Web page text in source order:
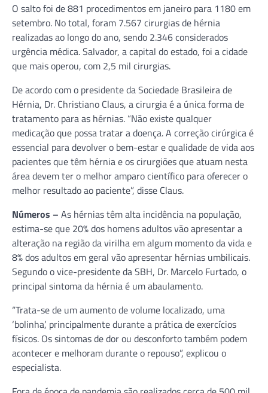
O salto foi de 881 procedimentos em janeiro para 1180 em
setembro. No total, foram 7.567 cirurgias de hérnia
realizadas ao longo do ano, sendo 2.346 considerados
urgência médica. Salvador, a capital do estado, foi a cidade
que mais operou, com 2,5 mil cirurgias.
De acordo com o presidente da Sociedade Brasileira de
Hérnia, Dr. Christiano Claus, a cirurgia é a única forma de
tratamento para as hérnias. “Não existe qualquer
medicação que possa tratar a doença. A correção cirúrgica é
essencial para devolver o bem-estar e qualidade de vida aos
pacientes que têm hérnia e os cirurgiões que atuam nesta
área devem ter o melhor amparo científico para oferecer o
melhor resultado ao paciente”, disse Claus.
Números – As hérnias têm alta incidência na população,
estima-se que 20% dos homens adultos vão apresentar a
alteração na região da virilha em algum momento da vida e
8% dos adultos em geral vão apresentar hérnias umbilicais.
Segundo o vice-presidente da SBH, Dr. Marcelo Furtado, o
principal sintoma da hérnia é um abaulamento.
“Trata-se de um aumento de volume localizado, uma
‘bolinha’, principalmente durante a prática de exercícios
físicos. Os sintomas de dor ou desconforto também podem
acontecer e melhoram durante o repouso”, explicou o
especialista.